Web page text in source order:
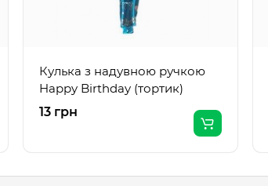
Кулька з надувною ручкою
Happy Birthday (тортик)
13 грн